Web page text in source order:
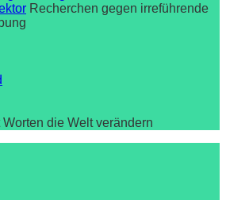
Recherchen gegen irreführende
Worten die Welt verändern